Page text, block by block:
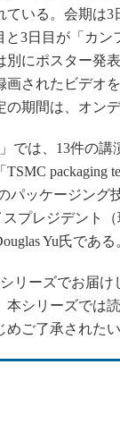
ア”が仕掛けた社内
日
は日本を救うのか
「未来展望」
いる。会期は
3日目が「カン
にポスター発
されたビデオ
期間は、オン
では、13件の
packaging
パッケージング
プレジデント
Yu氏である
リーズでお届け
シリーズでは
ご了承されたい